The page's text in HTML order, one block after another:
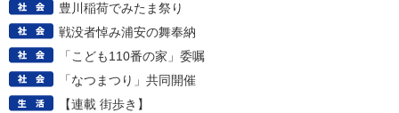
豊川稲荷でみたま祭り
戦没者悼み浦安の舞奉納
「こども110番の家」委嘱
「なつまつり」共同開催
【連載 街歩き】